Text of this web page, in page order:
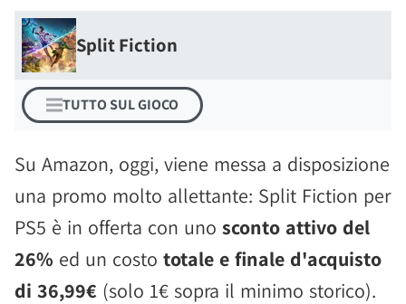
Split Fiction
TUTTO SUL GIOCO
Su Amazon, oggi, viene messa a disposizione
una promo molto allettante: Split Fiction per
PS5 è in offerta con uno sconto attivo del
26% ed un costo totale e finale d'acquisto
di 36,99€ (solo 1€ sopra il minimo storico).